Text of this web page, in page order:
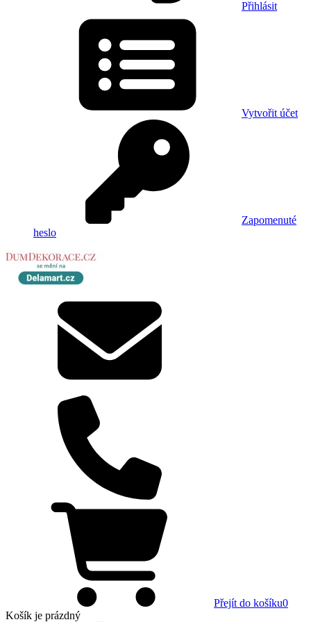
Přihlásit
Vytvořit účet
Zapomenuté
heslo
Přejít do košíku0
Košík je prázdný